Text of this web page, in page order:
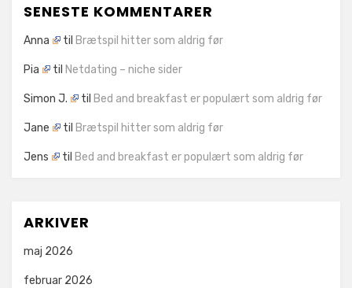
SENESTE KOMMENTARER
Anna til Brætspil hitter som aldrig før
Pia til Netdating – niche sider
Simon J. til Bed and breakfast er populært som aldrig før
Jane til Brætspil hitter som aldrig før
Jens til Bed and breakfast er populært som aldrig før
ARKIVER
maj 2026
februar 2026